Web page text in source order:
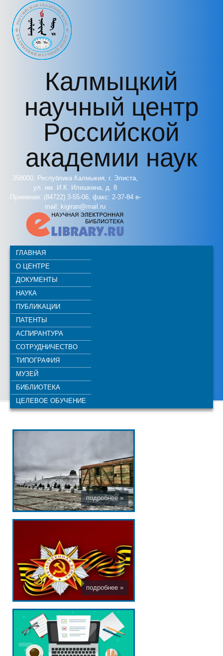
Перейти к основному содержанию
Калмыцкий
научный центр
Российской
академии наук
358000, Республика Калмыкия, г. Элиста,
ул. им. И.К. Илишкина, д. 8
Приемная: (84722) 3-55-06, факс: 2-37-84 e-
mail: kigiran@mail.ru
ГЛАВНАЯ
О ЦЕНТРЕ
ДОКУМЕНТЫ
НАУКА
ПУБЛИКАЦИИ
ПАТЕНТЫ
АСПИРАНТУРА
СОТРУДНИЧЕСТВО
ТИПОГРАФИЯ
МУЗЕЙ
БИБЛИОТЕКА
ЦЕЛЕВОЕ ОБУЧЕНИЕ